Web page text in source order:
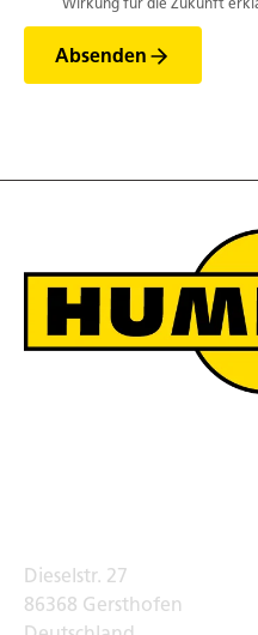
Absenden
Dieselstr. 27
86368 Gersthofen